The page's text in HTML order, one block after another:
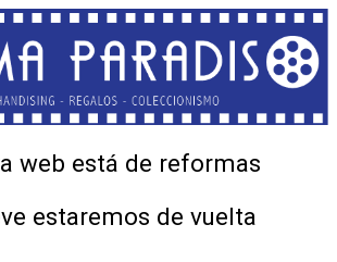
web está de reformas
estaremos de vuelta